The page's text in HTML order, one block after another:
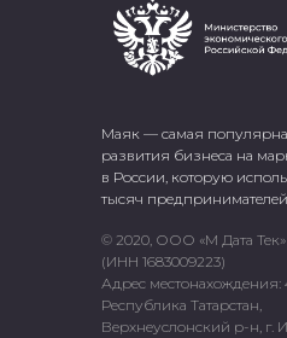
Маяк — самая
развития бизнеса на
в России, которую
тысяч
© 2020, ООО «М Дата Тек»
(ИНН 1683009223)
Адрес местонахождения:
Республика Татарстан,
Верхнеуслонский р-н, г.